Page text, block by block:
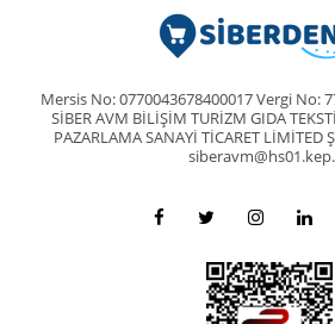
Mersis No: 0770043678400017 Vergi No:
SİBER AVM BİLİŞİM TURİZM GIDA
PAZARLAMA SANAYİ TİCARET LİMİTED